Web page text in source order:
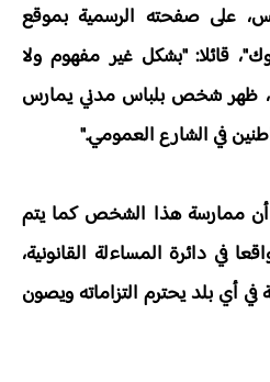
على صفحته الرسمية بموقع
قائلا: "بشكل غير مفهوم ولا
ظهر شخص بلباس مدني يمارس
في الشارع العمومي."
أن ممارسة هذا الشخص كما يتم
في دائرة المساءلة القانونية،
في أي بلد يحترم التزاماته ويصون